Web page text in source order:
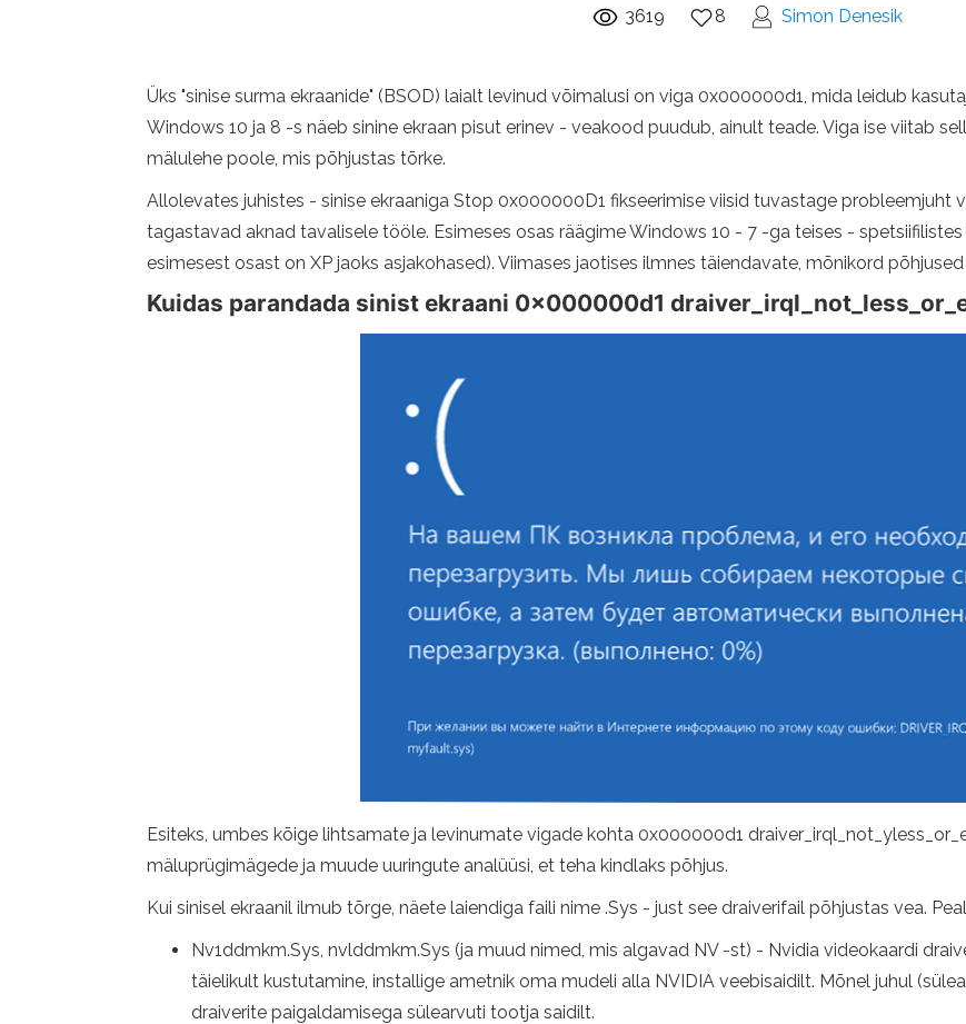
3619 8 Simon Denesik
Üks "sinise surma ekraanide" (BSOD) laialt levinud võimalusi on viga 0x000000d1, mida leidub
Windows 10 ja 8 -s näeb sinine ekraan pisut erinev - veakood puudub, ainult teade. Viga ise viitab
mälulehe poole, mis põhjustas tõrke.
Allolevates juhistes - sinise ekraaniga Stop 0x000000D1 fikseerimise viisid tuvastage probleemjuht
tagastavad aknad tavalisele tööle. Esimeses osas räägime Windows 10 - 7 -ga teises -
esimesest osast on XP jaoks asjakohased). Viimases jaotises ilmnes täiendavate, mõnikord
Kuidas parandada sinist ekraani 0x000000d1
Esiteks, umbes kõige lihtsamate ja levinumate vigade kohta 0x000000d1
mäluprügimägede ja muude uuringute analüüsi, et teha kindlaks põhjus.
Kui sinisel ekraanil ilmub tõrge, näete laiendiga faili nime .Sys - just see draiverifail põhjustas vea.
Nv1ddmkm.Sys, nvlddmkm.Sys (ja muud nimed, mis algavad NV -st) - Nvidia videokaardi
täielikult kustutamine, installige ametnik oma mudeli alla NVIDIA veebisaidilt. Mõnel juhul
draiverite paigaldamisega sülearvuti tootja saidilt.